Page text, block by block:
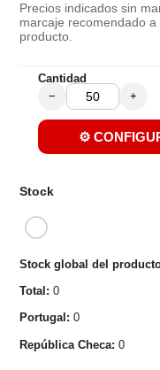
Precios indicados sin
marcaje recomendado
producto.
Cantidad
− +
⚙️
Stock
Stock global del
Total: 0
Portugal: 0
República Checa: 0